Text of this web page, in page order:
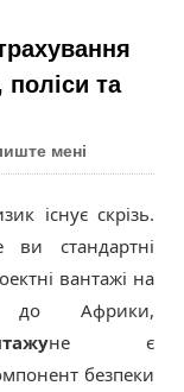
поліси та
мені
існує скрізь.
ви стандартні
вантажі на
до Африки,
не є
безпеки